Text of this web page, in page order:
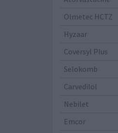
Olmetec HCTZ
Hyzaar
Coversyl Plus
Selokomb
Carvedilol
Nebilet
Emcor